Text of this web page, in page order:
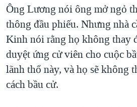
Ông Lương nói ông mở ngỏ
thông đầu phiếu. Nhưng nhà
Kinh nói rằng họ không thay
duyệt ứng cử viên cho cuộc
lãnh thổ này, và họ sẽ không
cách bầu cử.